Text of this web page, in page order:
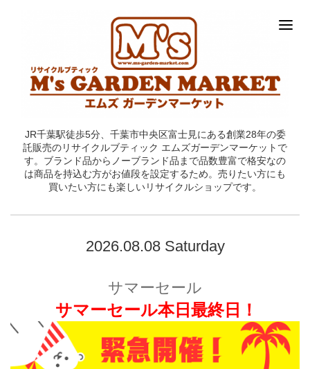
JR千葉駅徒歩5分、千葉市中央区富士見にある創業28年の委
託販売のリサイクルブティック エムズガーデンマーケットで
す。ブランド品からノーブランド品まで品数豊富で格安なの
は商品を持込む方がお値段を設定するため。売りたい方にも
買いたい方にも楽しいリサイクルショップです。
2026.08.08 Saturday
サマーセール
サマーセール本日最終日！